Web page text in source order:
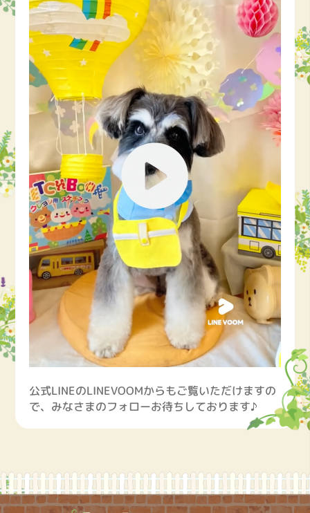
公式LINEのLINEVOOMからもご覧いただけますの
で、みなさまのフォローお待ちしております♪